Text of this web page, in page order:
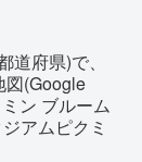
府県)で、
図(Google
ン ブルーム
アムピクミ